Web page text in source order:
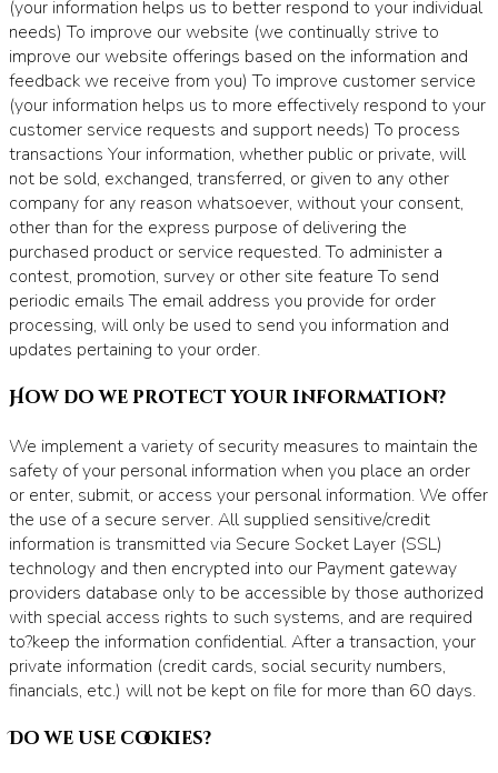
(your information helps us to better respond to your individual
needs) To improve our website (we continually strive to
improve our website offerings based on the information and
feedback we receive from you) To improve customer service
(your information helps us to more effectively respond to your
customer service requests and support needs) To process
transactions Your information, whether public or private, will
not be sold, exchanged, transferred, or given to any other
company for any reason whatsoever, without your consent,
other than for the express purpose of delivering the
purchased product or service requested. To administer a
contest, promotion, survey or other site feature To send
periodic emails The email address you provide for order
processing, will only be used to send you information and
updates pertaining to your order.
How do we protect your information?
We implement a variety of security measures to maintain the
safety of your personal information when you place an order
or enter, submit, or access your personal information. We offer
the use of a secure server. All supplied sensitive/credit
information is transmitted via Secure Socket Layer (SSL)
technology and then encrypted into our Payment gateway
providers database only to be accessible by those authorized
with special access rights to such systems, and are required
to?keep the information confidential. After a transaction, your
private information (credit cards, social security numbers,
financials, etc.) will not be kept on file for more than 60 days.
Do we use cookies?